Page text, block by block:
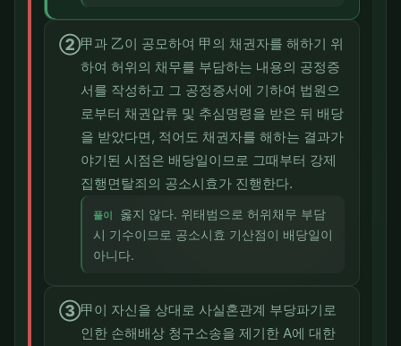
②甲과 乙이 공모하여 甲의 채권자를 해하기 위
하여 허위의 채무를 부담하는 내용의 공정증
서를 작성하고 그 공정증서에 기하여 법원으
로부터 채권압류 및 추심명령을 받은 뒤 배당
을 받았다면, 적어도 채권자를 해하는 결과가
야기된 시점은 배당일이므로 그때부터 강제
집행면탈죄의 공소시효가 진행한다.
풀이
옳지 않다. 위태범으로 허위채무 부담
시 기수이므로 공소시효 기산점이 배당일이
아니다.
③甲이 자신을 상대로 사실혼관계 부당파기로
인한 손해배상 청구소송을 제기한 A에 대한